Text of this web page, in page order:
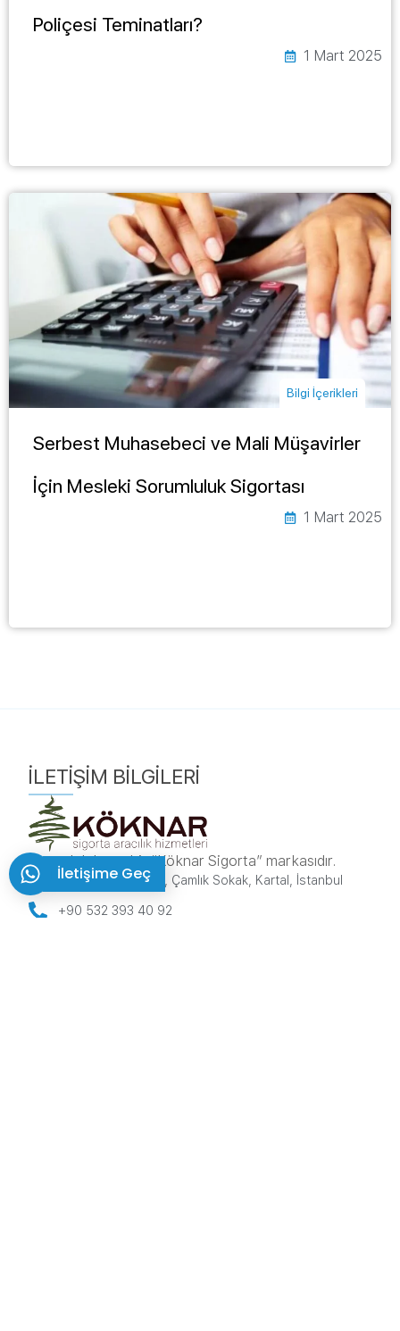
Poliçesi Teminatları?
1 Mart 2025
Bilgi İçerikleri
Serbest Muhasebeci ve Mali Müşavirler
İçin Mesleki Sorumluluk Sigortası
1 Mart 2025
İLETIŞIM BILGILERI
sorumluluk.net bir “Köknar Sigorta” markasıdır.
Karlıktepe, 1A/270, Çamlık Sokak, Kartal, İstanbul
+90 532 393 40 92
İletişime Geç